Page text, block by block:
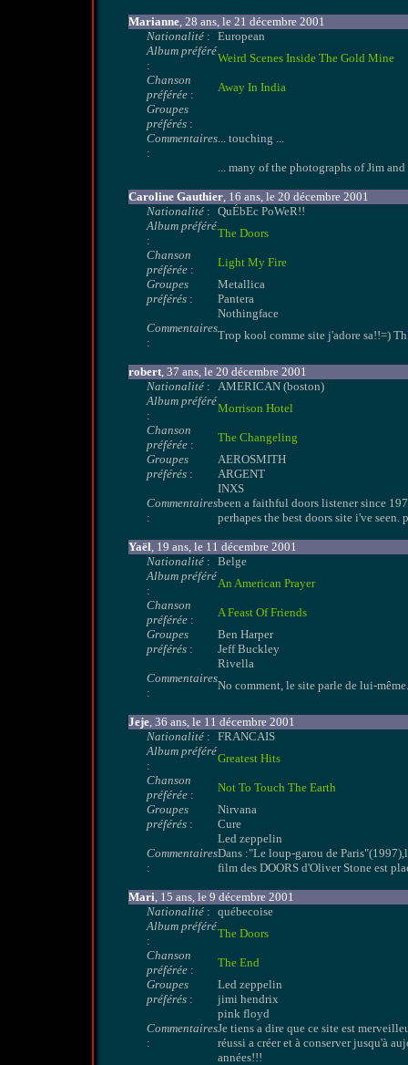
Marianne, 28 ans, le 21 décembre 2001
Nationalité : European
Album préféré
:
Weird Scenes Inside The Gold Mine
Chanson
préférée :
Away In India
Groupes
préférés :
Commentaires
:
... touching ...
... many of the photographs of Jim and
Caroline Gauthier, 16 ans, le 20 décembre 2001
Nationalité : QuÉbEc PoWeR!!
Album préféré
:
The Doors
Chanson
préférée :
Light My Fire
Groupes
préférés :
Metallica
Pantera
Nothingface
Commentaires
:
Trop kool comme site j'adore sa!!=)
robert, 37 ans, le 20 décembre 2001
Nationalité : AMERICAN (boston)
Album préféré
:
Morrison Hotel
Chanson
préférée :
The Changeling
Groupes
préférés :
AEROSMITH
ARGENT
INXS
Commentaires
:
been a faithful doors listener since
perhapes the best doors site i've seen.
Yaël, 19 ans, le 11 décembre 2001
Nationalité : Belge
Album préféré
:
An American Prayer
Chanson
préférée :
A Feast Of Friends
Groupes
préférés :
Ben Harper
Jeff Buckley
Rivella
Commentaires
:
No comment, le site parle de lui-même.
Jeje, 36 ans, le 11 décembre 2001
Nationalité : FRANCAIS
Album préféré
:
Greatest Hits
Chanson
préférée :
Not To Touch The Earth
Groupes
préférés :
Nirvana
Cure
Led zeppelin
Commentaires
:
Dans :"Le loup-garou de
film des DOORS d'Oliver Stone est
Mari, 15 ans, le 9 décembre 2001
Nationalité : québecoise
Album préféré
:
The Doors
Chanson
préférée :
The End
Groupes
préférés :
Led zeppelin
jimi hendrix
pink floyd
Commentaires
:
Je tiens a dire que ce site est
réussi a créer et à conserver jusqu'à
années!!!